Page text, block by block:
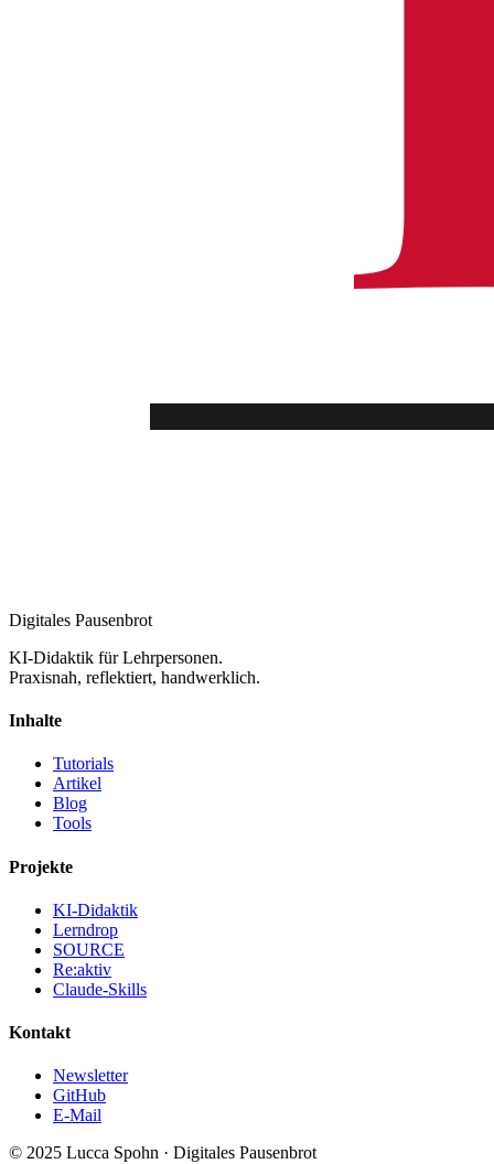
Digitales Pausenbrot
KI-Didaktik für Lehrpersonen.
Praxisnah, reflektiert, handwerklich.
Inhalte
Tutorials
Artikel
Blog
Tools
Projekte
KI-Didaktik
Lerndrop
SOURCE
Re:aktiv
Claude-Skills
Kontakt
Newsletter
GitHub
E-Mail
© 2025 Lucca Spohn · Digitales Pausenbrot